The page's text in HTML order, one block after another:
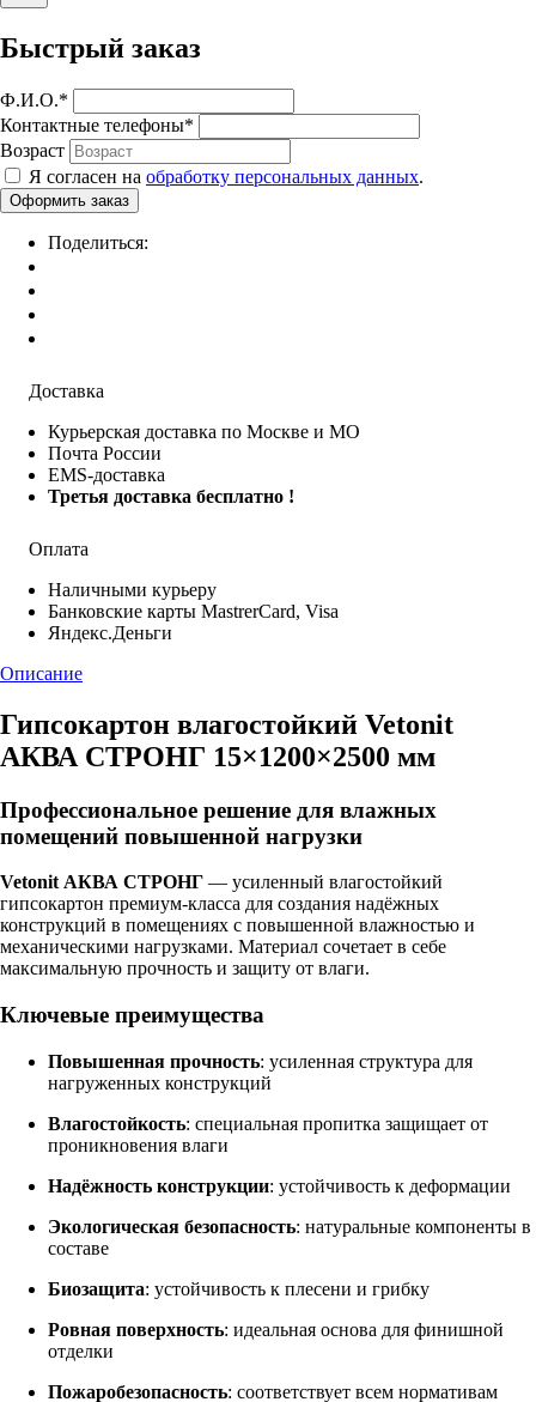
Быстрый заказ
Ф.И.О.*
Контактные телефоны*
Возраст
Я согласен на обработку персональных данных.
Поделиться:
Доставка
Курьерская доставка по Москве и МО
Почта России
EMS-доставка
Третья доставка бесплатно !
Оплата
Наличными курьеру
Банковские карты MastrerCard, Visa
Яндекс.Деньги
Описание
Гипсокартон влагостойкий Vetonit
АКВА СТРОНГ 15×1200×2500 мм
Профессиональное решение для влажных
помещений повышенной нагрузки
Vetonit АКВА СТРОНГ — усиленный влагостойкий
гипсокартон премиум-класса для создания надёжных
конструкций в помещениях с повышенной влажностью и
механическими нагрузками. Материал сочетает в себе
максимальную прочность и защиту от влаги.
Ключевые преимущества
Повышенная прочность: усиленная структура для
нагруженных конструкций
Влагостойкость: специальная пропитка защищает от
проникновения влаги
Надёжность конструкции: устойчивость к деформации
Экологическая безопасность: натуральные компоненты в
составе
Биозащита: устойчивость к плесени и грибку
Ровная поверхность: идеальная основа для финишной
отделки
Пожаробезопасность: соответствует всем нормативам